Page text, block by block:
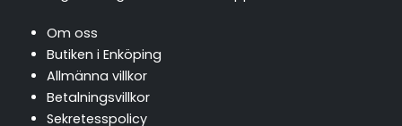
Om oss
Butiken i Enköping
Allmänna villkor
Betalningsvillkor
Sekretesspolicy